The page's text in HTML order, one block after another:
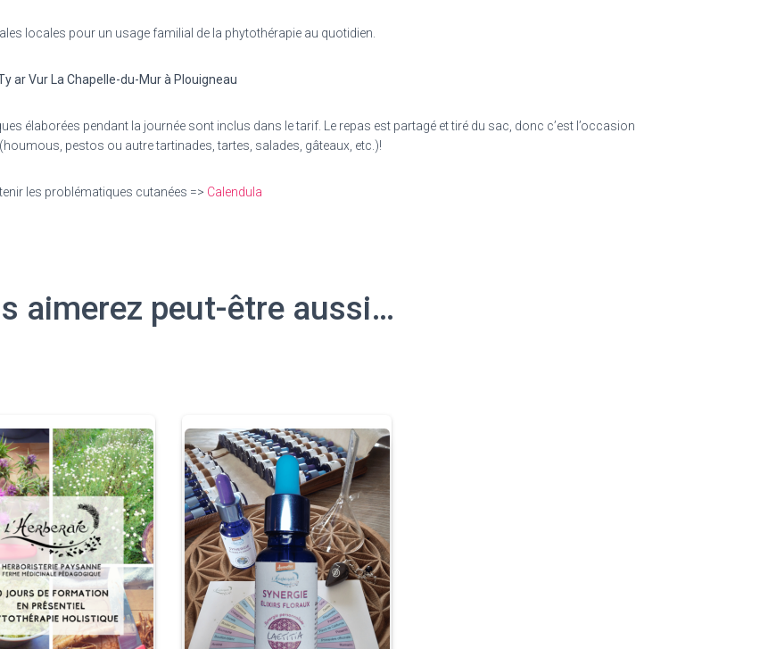
locales pour un usage familial de la phytothérapie au quotidien.
ar Vur La Chapelle-du-Mur à Plouigneau
élaborées pendant la journée sont inclus dans le tarif. Le repas est partagé et tiré du sac, donc c’est l’occasion
pestos ou autre tartinades, tartes, salades, gâteaux, etc.)!
les problématiques cutanées => Calendula
aimerez peut-être aussi…